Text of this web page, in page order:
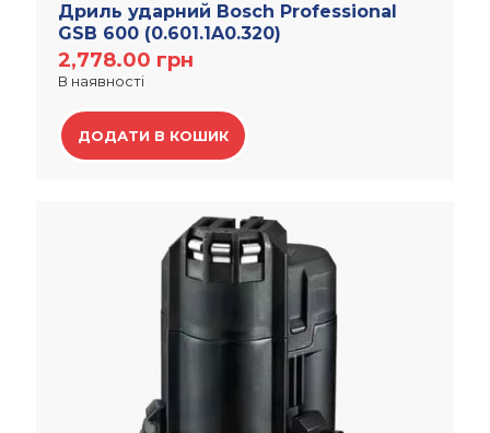
Дриль ударний Bosch Professional
GSB 600 (0.601.1A0.320)
2,778.00 грн
В наявності
ДОДАТИ В КОШИК